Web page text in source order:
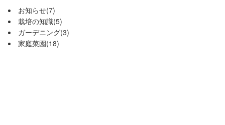
お知らせ(7)
栽培の知識(5)
ガーデニング(3)
家庭菜園(18)